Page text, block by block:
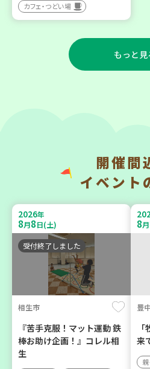
カフェ・つどい場
もっと見
神戸市長田区
で遊ぼう♪ 親子で楽しい
夏祭り
親子で楽しむ
テ
（
9月23日(水) 9月
開催間
イベント
2026年
8月8日(土)
受付終了しました
相生市
『苦手克服！マット運動 鉄
棒お助け企画！』コレル相
生
8月
豊
来